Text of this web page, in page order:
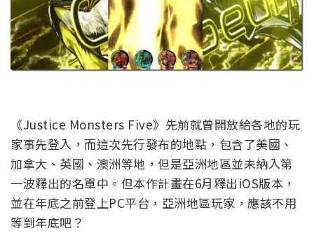
《Justice Monsters Five》先前就曾開放給各地的玩
家事先登入，而這次先行發布的地點，包含了美國、
加拿大、英國、澳洲等地，但是亞洲地區並未納入第
一波釋出的名單中。但本作計畫在6月釋出iOS版本，
並在年底之前登上PC平台，亞洲地區玩家，應該不用
等到年底吧？